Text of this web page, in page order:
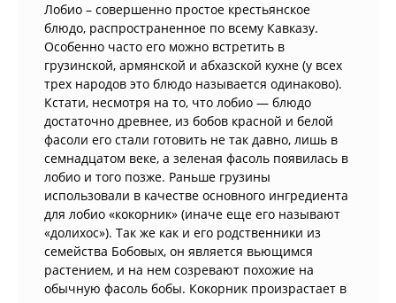
Лобио – совершенно простое крестьянское
блюдо, распространенное по всему Кавказу.
Особенно часто его можно встретить в
грузинской, армянской и абхазской кухне (у всех
трех народов это блюдо называется одинаково).
Кстати, несмотря на то, что лобио — блюдо
достаточно древнее, из бобов красной и белой
фасоли его стали готовить не так давно, лишь в
семнадцатом веке, а зеленая фасоль появилась в
лобио и того позже. Раньше грузины
использовали в качестве основного ингредиента
для лобио «кокорник» (иначе еще его называют
«долихос»). Так же как и его родственники из
семейства Бобовых, он является вьющимся
растением, и на нем созревают похожие на
обычную фасоль бобы. Кокорник произрастает в